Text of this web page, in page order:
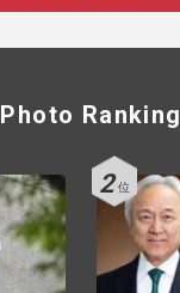
Photo Ranking